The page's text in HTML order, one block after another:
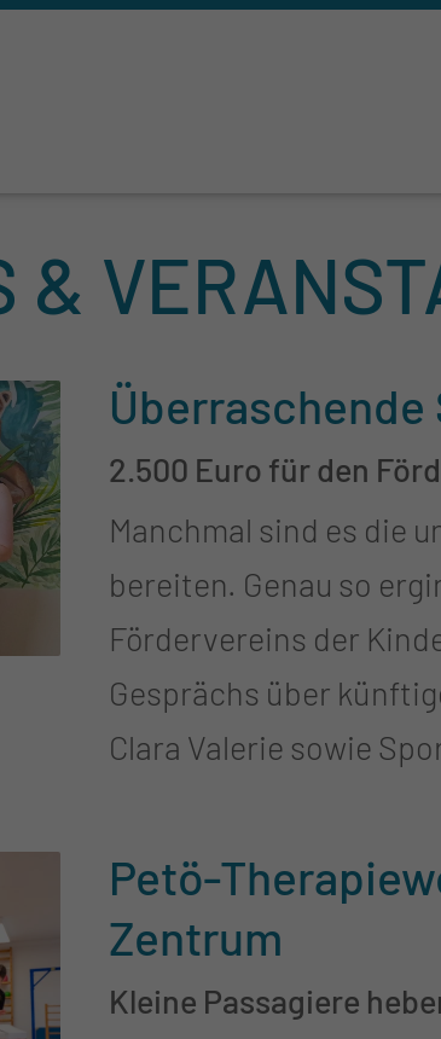
Überraschende
2.500 Euro für den
Manchmal sind es die
bereiten. Genau so
Fördervereins der Kinder- und
Gesprächs über
Clara Valerie sowie
GoFundMe-
Lausitzerinnen und
außerdem die Wrestler
Cottbuser Wrestling-
Petö-
Zentrum
Kleine Passagiere